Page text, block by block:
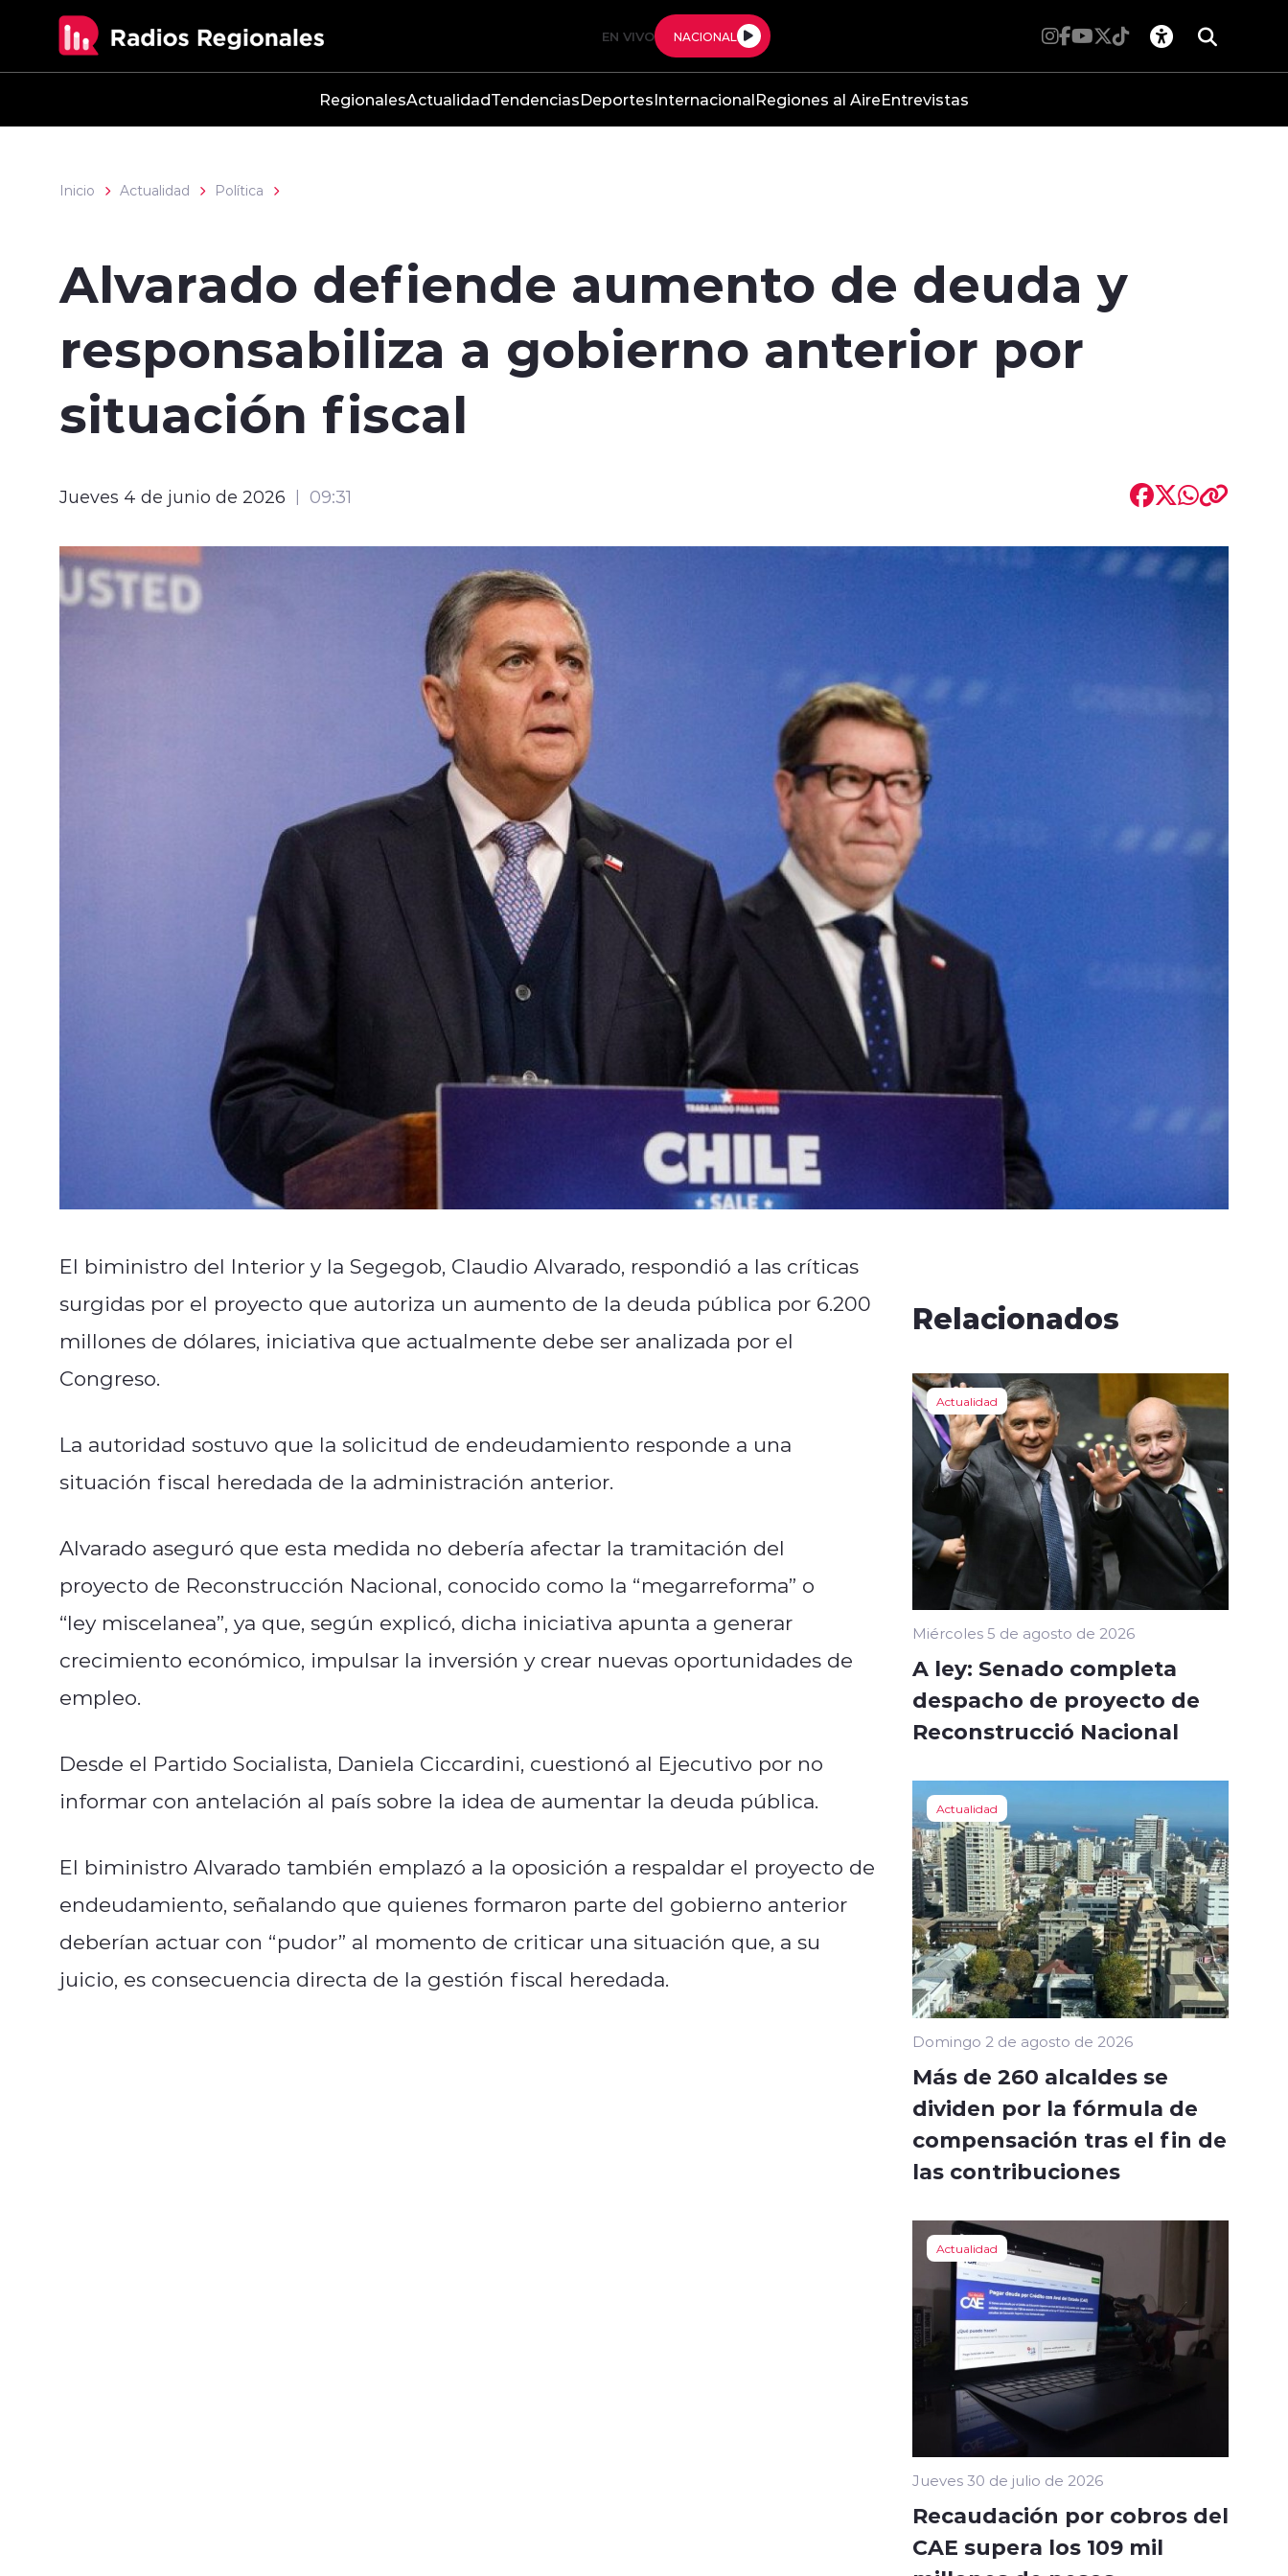
EN VIVO NACIONAL
RegionalesActualidadTendenciasDeportesInternacionalRegiones al AireEntrevistas
Inicio Actualidad Política
Alvarado defiende aumento de deuda y
responsabiliza a gobierno anterior por
situación fiscal
Jueves 4 de junio de 2026 09:31
El biministro del Interior y la Segegob, Claudio Alvarado, respondió a las críticas
surgidas por el proyecto que autoriza un aumento de la deuda pública por 6.200
millones de dólares, iniciativa que actualmente debe ser analizada por el
Congreso.
La autoridad sostuvo que la solicitud de endeudamiento responde a una
situación fiscal heredada de la administración anterior.
Alvarado aseguró que esta medida no debería afectar la tramitación del
proyecto de Reconstrucción Nacional, conocido como la “megarreforma” o
“ley miscelanea”, ya que, según explicó, dicha iniciativa apunta a generar
crecimiento económico, impulsar la inversión y crear nuevas oportunidades de
empleo.
Desde el Partido Socialista, Daniela Ciccardini, cuestionó al Ejecutivo por no
informar con antelación al país sobre la idea de aumentar la deuda pública.
El biministro Alvarado también emplazó a la oposición a respaldar el proyecto de
endeudamiento, señalando que quienes formaron parte del gobierno anterior
deberían actuar con “pudor” al momento de criticar una situación que, a su
juicio, es consecuencia directa de la gestión fiscal heredada.
Relacionados
Actualidad
Miércoles 5 de agosto de 2026
A ley: Senado completa
despacho de proyecto de
Reconstrucció Nacional
Actualidad
Domingo 2 de agosto de 2026
Más de 260 alcaldes se
dividen por la fórmula de
compensación tras el fin de
las contribuciones
Actualidad
Jueves 30 de julio de 2026
Recaudación por cobros del
CAE supera los 109 mil